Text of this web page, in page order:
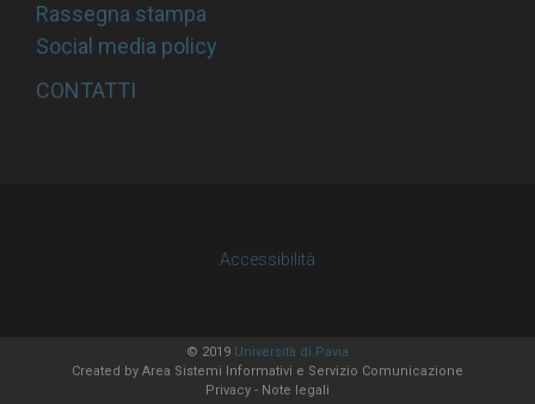
Rassegna stampa
Social media policy
CONTATTI
Accessibilità
© 2019 Università di Pavia
Created by Area Sistemi Informativi e Servizio Comunicazione
Privacy - Note legali